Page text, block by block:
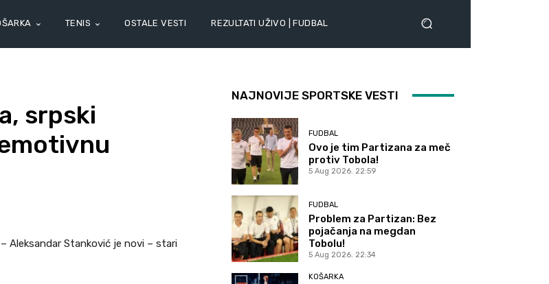
TENIS OSTALE VESTI REZULTATI UŽIVO | FUDBAL
srpski
Aleksandar Stanković je novi – stari
NAJNOVIJE SPORTSKE VESTI
FUDBAL
Ovo je tim Partizana za meč
protiv Tobola!
5 Aug 2026. 22:59
FUDBAL
Problem za Partizan: Bez
pojačanja na megdan
Tobolu!
5 Aug 2026. 22:34
KOŠARKA